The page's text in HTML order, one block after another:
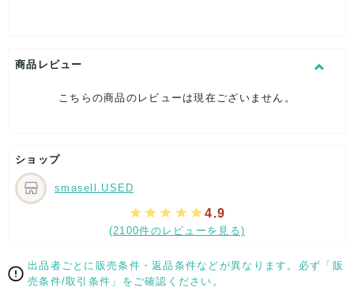
[付属品]なし
[状態・コンディション]
ダメージはできる限り、撮影しておりますので、ご確認下さい
ませ。
[状態追記]若干穴あき箇所あり
【 サイズ・容量 】
表記サイズ：L
【 素材・成分 】
商品レビュー
こちらの商品のレビューは現在ございません。
ショップ
smasell.USED
4.9
(2100件のレビューを見る)
出品者ごとに販売条件・返品条件などが異なります。必ず「販
売条件/取引条件」をご確認ください。